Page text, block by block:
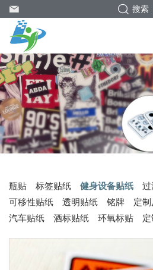
搜索
瓶贴 标签贴纸 健身设备贴纸
可移性贴纸
透明贴纸 铭牌 定
汽车贴纸
酒标贴纸 环氧标贴